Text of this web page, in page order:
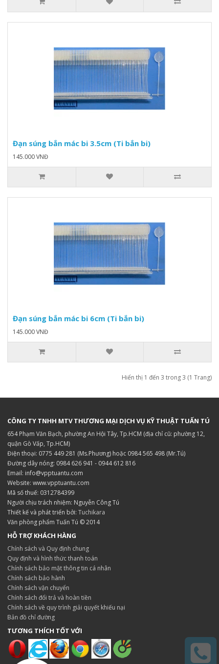
Đạn súng bắn mác bi 3.5cm (Ti bắn bi)
145.000 VNĐ
Đạn súng bắn mác bi 6cm (Ti bắn bi)
145.000 VNĐ
Hiển thị 1 đến 3 trong 3 (1 Trang)
CÔNG TY TNHH MTV THƯƠNG MẠI DỊCH VỤ KỸ THUẬT TUẤN TÚ
654 Phạm Văn Bạch, phường An Hội Tây, Tp.HCM (địa chỉ cũ: phường 12,
quận Gò Vấp, Tp.HCM)
Điện thoại: 0775 449 281 (Ms.Phương) hoặc 0984 565 498 (Mr.Tú)
Đường dây nóng: 0984 626 941 - 0944 612 816
Email: info@vpptuantu.com
Website: www.vpptuantu.com
Mã số thuế: 0312784399
Người chịu trách nhiệm: Nguyễn Công Tú
Thiết kế và phát triển bởi: Tuchikara
Văn phòng phẩm Tuấn Tú © 2014
HỖ TRỢ KHÁCH HÀNG
Chính sách và Quy định chung
Quy định và hình thức thanh toán
Chính sách bảo mật thông tin cá nhân
Chính sách bảo hành
Chính sách vận chuyển
Chính sách đổi trả và hoàn tiền
Chính sách về quy trình giải quyết khiếu nại
Bản đồ chỉ đường
TƯƠNG THÍCH TỐT VỚI